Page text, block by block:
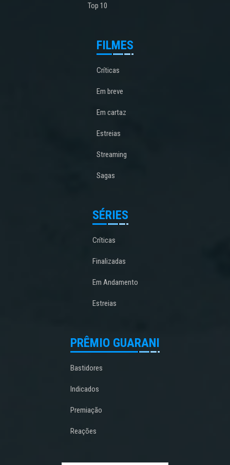
Top 10
FILMES
Críticas
Em breve
Em cartaz
Estreias
Streaming
Sagas
SÉRIES
Críticas
Finalizadas
Em Andamento
Estreias
PRÊMIO GUARANI
Bastidores
Indicados
Premiação
Reações